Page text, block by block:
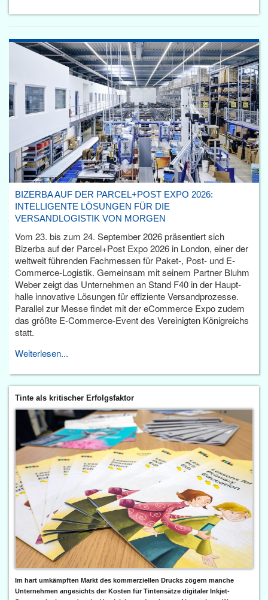
BIZERBA AUF DER PARCEL+POST EXPO 2026:
INTELLIGENTE LÖSUNGEN FÜR DIE
VERSANDLOGISTIK VON MORGEN
Vom 23. bis zum 24. September 2026 präsentiert sich
Bizerba auf der Parcel+Post Expo 2026 in London, einer der
weltweit führenden Fachmessen für Paket-, Post- und E-
Commerce-Logistik. Gemeinsam mit seinem Partner Bluhm
Weber zeigt das Unternehmen an Stand F40 in der Haupt­
halle innovative Lösungen für effiziente Versandprozesse.
Parallel zur Messe findet mit der eCommerce Expo zudem
das größte E-Commerce-Event des Vereinigten Königreichs
statt.
Weiterlesen...
Tinte als kritischer Erfolgsfaktor
Im hart umkämpften Markt des kommerziellen Drucks zögern manche
Unternehmen angesichts der Kosten für Tintensätze digitaler Inkjet-